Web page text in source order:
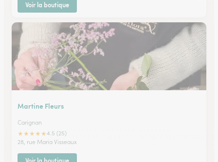
Voir la boutique
Martine Fleurs
Carignan
★★★★★4.5 (25)
28, rue Maria Visseaux